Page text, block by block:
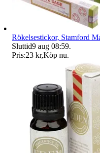
Rökelsestickor, Stamford
Sluttid9 aug 08:59.
Pris:23 kr,Köp nu.